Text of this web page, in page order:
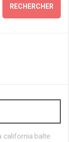
RECHERCHER
california balte